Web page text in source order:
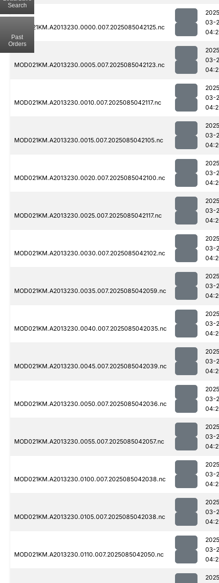
MOD021KM.A2013230.0000.007.2025085042125.nc
03-
MOD021KM.A2013230.0005.007.2025085042123.nc
03-
MOD021KM.A2013230.0010.007.2025085042117.nc
03-
MOD021KM.A2013230.0015.007.2025085042105.nc
03-
MOD021KM.A2013230.0020.007.2025085042100.nc
03-
MOD021KM.A2013230.0025.007.2025085042117.nc
03-
MOD021KM.A2013230.0030.007.2025085042102.nc
03-
MOD021KM.A2013230.0035.007.2025085042059.nc
03-
MOD021KM.A2013230.0040.007.2025085042035.nc
03-
MOD021KM.A2013230.0045.007.2025085042039.nc
03-
MOD021KM.A2013230.0050.007.2025085042036.nc
03-
MOD021KM.A2013230.0055.007.2025085042057.nc
03-
MOD021KM.A2013230.0100.007.2025085042038.nc
03-
MOD021KM.A2013230.0105.007.2025085042038.nc
03-
MOD021KM.A2013230.0110.007.2025085042050.nc
03-
Search
Past
Orders